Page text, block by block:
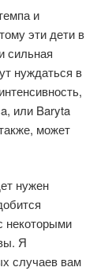
и
эти дети в
сильная
нуждаться в
или Baryta
может
нужен
некоторыми
Я
случаев вам